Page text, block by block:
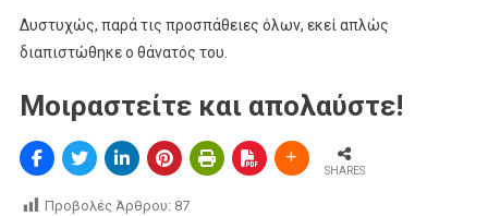
Δυστυχώς, παρά τις προσπάθειες όλων, εκεί απλώς
διαπιστώθηκε ο θάνατός του.
Μοιραστείτε και απολαύστε!
SHARES
Προβολές Άρθρου: 87